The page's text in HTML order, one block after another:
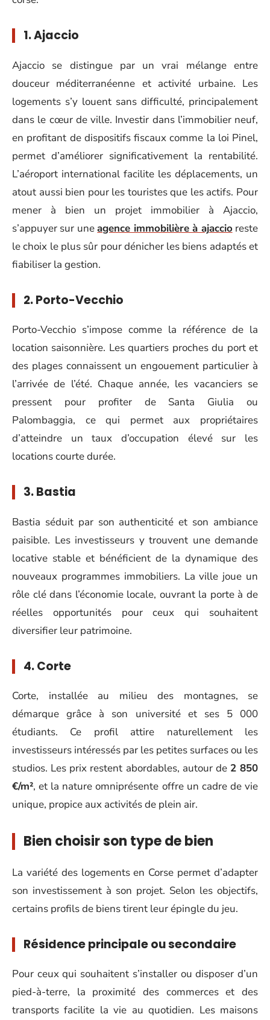
1. Ajaccio
Ajaccio se distingue par un vrai mélange entre
douceur méditerranéenne et activité urbaine. Les
logements s’y louent sans difficulté, principalement
dans le cœur de ville. Investir dans l’immobilier neuf,
en profitant de dispositifs fiscaux comme la loi Pinel,
permet d’améliorer significativement la rentabilité.
L’aéroport international facilite les déplacements, un
atout aussi bien pour les touristes que les actifs. Pour
mener à bien un projet immobilier à Ajaccio,
s’appuyer sur uneagence immobilière à ajaccio reste
le choix le plus sûr pour dénicher les biens adaptés et
fiabiliser la gestion.
2. Porto-Vecchio
Porto-Vecchio s’impose comme la référence de la
location saisonnière. Les quartiers proches du port et
des plages connaissent un engouement particulier à
l’arrivée de l’été. Chaque année, les vacanciers se
pressent pour profiter de Santa Giulia ou
Palombaggia, ce qui permet aux propriétaires
d’atteindre un taux d’occupation élevé sur les
locations courte durée.
3. Bastia
Bastia séduit par son authenticité et son ambiance
paisible. Les investisseurs y trouvent une demande
locative stable et bénéficient de la dynamique des
nouveaux programmes immobiliers. La ville joue un
rôle clé dans l’économie locale, ouvrant la porte à de
réelles opportunités pour ceux qui souhaitent
diversifier leur patrimoine.
4. Corte
Corte, installée au milieu des montagnes, se
démarque grâce à son université et ses 5 000
étudiants. Ce profil attire naturellement les
investisseurs intéressés par les petites surfaces ou les
studios. Les prix restent abordables, autour de 2 850
€/m², et la nature omniprésente offre un cadre de vie
unique, propice aux activités de plein air.
Bien choisir son type de bien
La variété des logements en Corse permet d’adapter
son investissement à son projet. Selon les objectifs,
certains profils de biens tirent leur épingle du jeu.
Résidence principale ou secondaire
Pour ceux qui souhaitent s’installer ou disposer d’un
pied-à-terre, la proximité des commerces et des
transports facilite la vie au quotidien. Les maisons